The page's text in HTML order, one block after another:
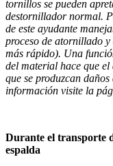
tornillos se pueden
destornillador normal.
de este ayudante
proceso de atornillado
más rápido). Una
del material hace que
que se produzcan
información visite la
Durante el transporte
espalda